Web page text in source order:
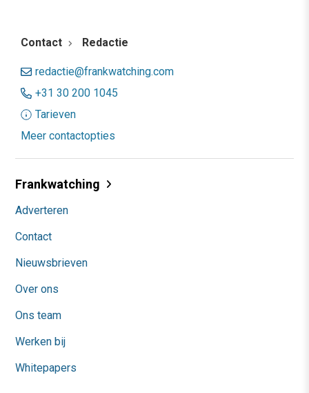
Contact Redactie
redactie@frankwatching.com
+31 30 200 1045
Tarieven
Meer contactopties
Frankwatching
Adverteren
Contact
Nieuwsbrieven
Over ons
Ons team
Werken bij
Whitepapers